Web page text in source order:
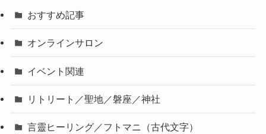
おすすめ記事
オンラインサロン
イベント関連
リトリート／聖地／磐座／神社
言靈ヒーリング／フトマニ（古代文字）